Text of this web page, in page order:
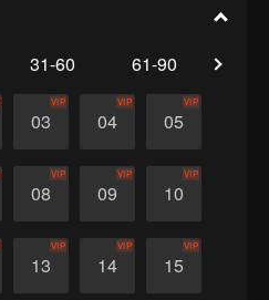
31-60 61-90
03
VIP
04
VIP
05
VIP
08
VIP
09
VIP
10
VIP
13
VIP
14
VIP
15
VIP